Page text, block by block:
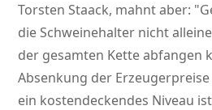
Torsten Staack, mahnt aber:
die Schweinehalter nicht
der gesamten Kette abfangen
Absenkung der
ein kostendeckendes Niveau